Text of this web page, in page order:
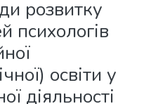
розвитку
психологів
освіти у
діяльності